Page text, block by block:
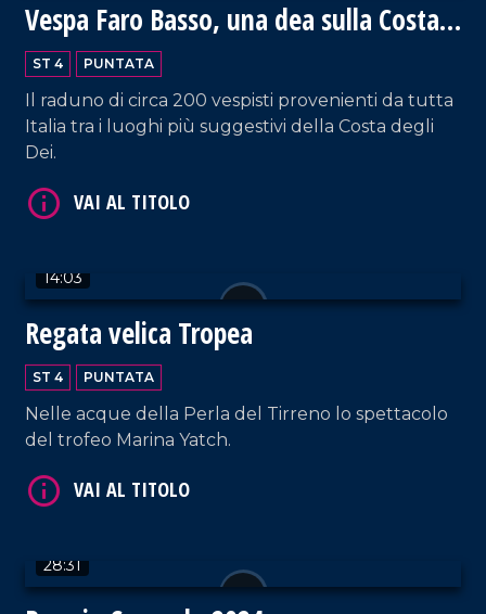
Vespa Faro Basso, una dea sulla Costa
degli Dei
ST 4 PUNTATA
Il raduno di circa 200 vespisti provenienti da tutta
Italia tra i luoghi più suggestivi della Costa degli
Dei.
14:03
Regata velica Tropea
ST 4 PUNTATA
Nelle acque della Perla del Tirreno lo spettacolo
del trofeo Marina Yatch.
28:31
VAI AL TITOLO
VAI AL TITOLO